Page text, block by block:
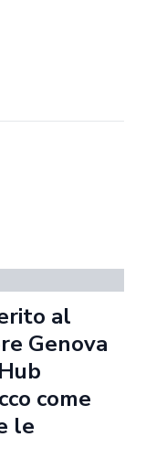
al
Genova
come
le